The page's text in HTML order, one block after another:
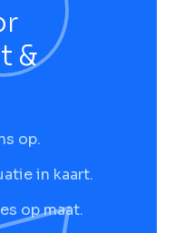
&
op.
in kaart.
op maat.